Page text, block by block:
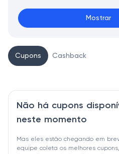
Mostrar
Cupons Cashback
Não há cupons
neste momento
Mas eles estão chegando em
equipe coleta os melhores